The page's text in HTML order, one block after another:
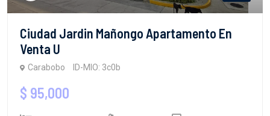
Ciudad Jardin Mañongo Apartamento En
Venta U
Carabobo ID-MIO: 3c0b
$ 95,000